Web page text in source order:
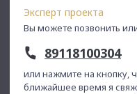
Эксперт проекта
Вы можете позвонить
89118100304
или нажмите на кнопку,
ближайшее время я